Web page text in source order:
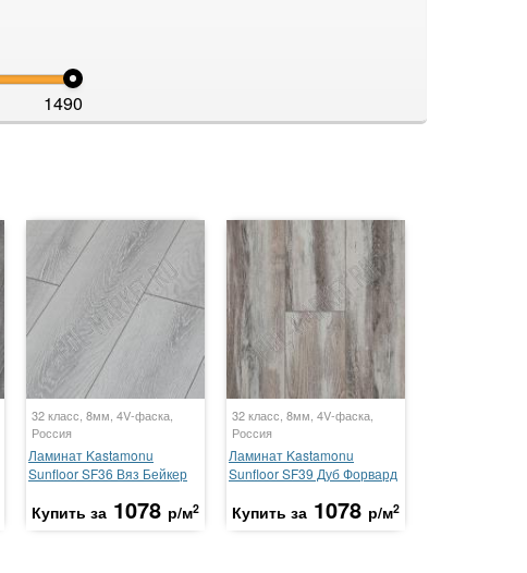
1490
32 класс, 8мм, 4V-фаска,
Россия
Ламинат Kastamonu
Sunfloor SF36 Вяз Бейкер
Купить за 1078 р/м2
32 класс, 8мм, 4V-фаска,
Россия
Ламинат Kastamonu
Sunfloor SF39 Дуб Форвард
Купить за 1078 р/м2